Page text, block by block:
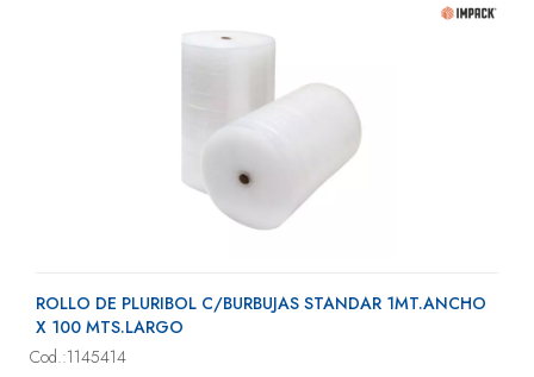
ROLLO DE PLURIBOL C/BURBUJAS STANDAR 1MT.ANCHO
X 100 MTS.LARGO
Cod.:1145414